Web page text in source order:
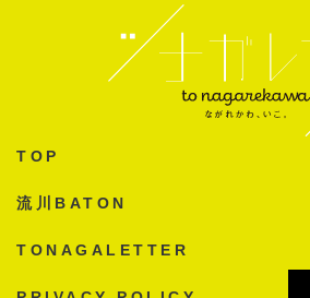
TOP
流川BATON
TONAGALETTER